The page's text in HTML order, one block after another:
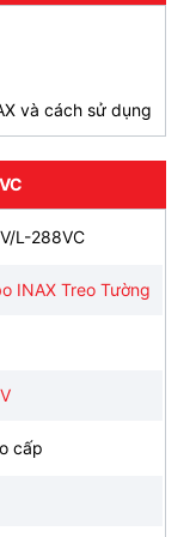
và sang trọng
ngừa tình trạng
kiệm mà vẫn sở
HẤP DẪN, HỖ
SIÊU TỐC
L-288V/L-
và cách sử dụng
L-288VC
INAX Treo Tường
cấp